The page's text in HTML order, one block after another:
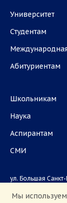
Университет
Студентам
Абитуриентам
Школьникам
Наука
Аспирантам
СМИ
ул. Большая
Мы